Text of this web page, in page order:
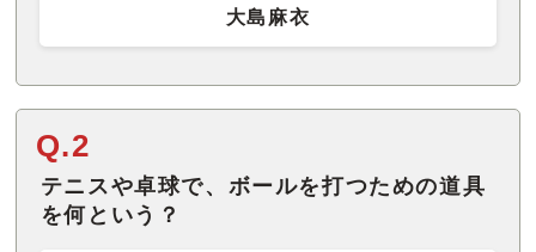
大島麻衣
Q.2
テニスや卓球で、ボールを打つための道具
を何という？